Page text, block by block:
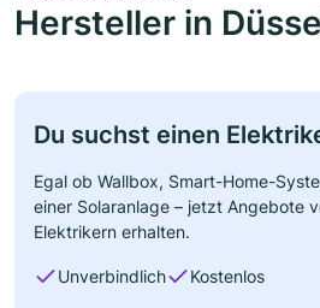
Hersteller in
Du suchst einen
Egal ob Wallbox, Smart-Home-
einer Solaranlage – jetzt Angebote
Elektrikern erhalten.
Unverbindlich Kostenlos